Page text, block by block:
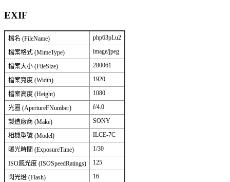
EXIF
檔名 (FileName) php63pLu2
檔案格式 (MimeType) image/jpeg
檔案大小 (FileSize) 280061
檔案寬度 (Width) 1920
檔案高度 (Height) 1080
光圈 (ApertureFNumber) f/4.0
製造廠商 (Make) SONY
相機型號 (Model) ILCE-7C
曝光時間 (ExposureTime) 1/30
ISO感光度 (ISOSpeedRatings) 125
閃光燈 (Flash) 16